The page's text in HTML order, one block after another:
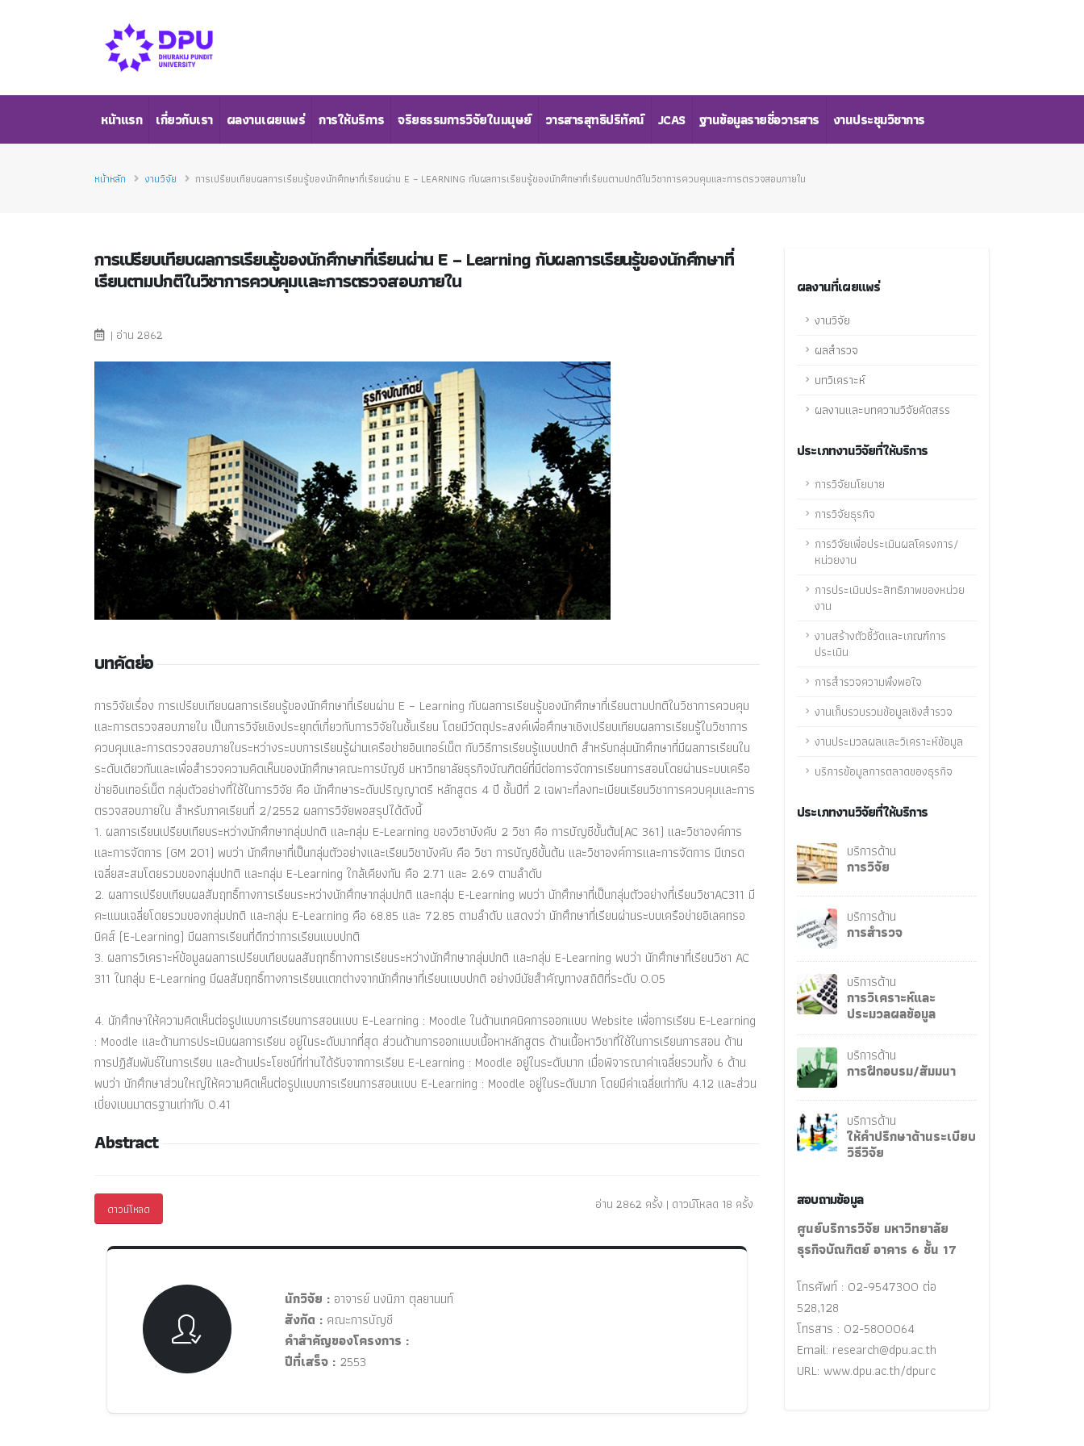
หน้าแรก เกี่ยวกับเรา ผลงานเผยแพร่ การให้บริการ จริยธรรมการวิจัยในมนุษย์ วารสารสุทธิปริทัศน์ JCAS ฐานข้อมูลรายชื่อวารสาร งานประชุมวิชาการ
หน้าหลัก งานวิจัย การเปรียบเทียบผลการเรียนรู้ของนักศึกษาที่เรียนผ่าน E – LEARNING กับผลการเรียนรู้ของนักศึกษาที่เรียนตามปกติในวิชาการควบคุมและการตรวจสอบภายใน
การเปรียบเทียบผลการเรียนรู้ของนักศึกษาที่เรียนผ่าน E – Learning กับผลการเรียนรู้ของนักศึกษาที่
เรียนตามปกติในวิชาการควบคุมและการตรวจสอบภายใน
| อ่าน 2862
บทคัดย่อ
การวิจัยเรื่อง การเปรียบเทียบผลการเรียนรู้ของนักศึกษาที่เรียนผ่าน E – Learning กับผลการเรียนรู้ของนักศึกษาที่เรียนตามปกติในวิชาการควบคุม
และการตรวจสอบภายใน เป็นการวิจัยเชิงประยุกต์เกี่ยวกับการวิจัยในชั้นเรียน โดยมีวัตถุประสงค์เพื่อศึกษาเชิงเปรียบเทียบผลการเรียนรู้ในวิชาการ
ควบคุมและการตรวจสอบภายในระหว่างระบบการเรียนรู้ผ่านเครือข่ายอินเทอร์เน็ต กับวิธีการเรียนรู้แบบปกติ สำหรับกลุ่มนักศึกษาที่มีผลการเรียนใน
ระดับเดียวกันและเพื่อสำรวจความคิดเห็นของนักศึกษาคณะการบัญชี มหาวิทยาลัยธุรกิจบัณฑิตย์ที่มีต่อการจัดการเรียนการสอนโดยผ่านระบบเครือ
ข่ายอินเทอร์เน็ต กลุ่มตัวอย่างที่ใช้ในการวิจัย คือ นักศึกษาระดับปริญญาตรี หลักสูตร 4 ปี ชั้นปีที่ 2 เฉพาะที่ลงทะเบียนเรียนวิชาการควบคุมและการ
ตรวจสอบภายใน สำหรับภาคเรียนที่ 2/2552 ผลการวิจัยพอสรุปได้ดังนี้
1. ผลการเรียนเปรียบเทียบระหว่างนักศึกษากลุ่มปกติ และกลุ่ม E-Learning ของวิชาบังคับ 2 วิชา คือ การบัญชีขั้นต้น(AC 361) และวิชาองค์การ
และการจัดการ (GM 201) พบว่า นักศึกษาที่เป็นกลุ่มตัวอย่างและเรียนวิชาบังคับ คือ วิชา การบัญชีขั้นต้น และวิชาองค์การและการจัดการ มีเกรด
เฉลี่ยสะสมโดยรวมของกลุ่มปกติ และกลุ่ม E-Learning ใกล้เคียงกัน คือ 2.71 และ 2.69 ตามลำดับ
2. ผลการเปรียบเทียบผลสัมฤทธิ์ทางการเรียนระหว่างนักศึกษากลุ่มปกติ และกลุ่ม E-Learning พบว่า นักศึกษาที่เป็นกลุ่มตัวอย่างที่เรียนวิชาAC311 มี
คะแนนเฉลี่ยโดยรวมของกลุ่มปกติ และกลุ่ม E-Learning คือ 68.85 และ 72.85 ตามลำดับ แสดงว่า นักศึกษาที่เรียนผ่านระบบเครือข่ายอิเลคทรอ
นิคส์ (E-Learning) มีผลการเรียนที่ดีกว่าการเรียนแบบปกติ
3. ผลการวิเคราะห์ข้อมูลผลการเปรียบเทียบผลสัมฤทธิ์ทางการเรียนระหว่างนักศึกษากลุ่มปกติ และกลุ่ม E-Learning พบว่า นักศึกษาที่เรียนวิชา AC
311 ในกลุ่ม E-Learning มีผลสัมฤทธิ์ทางการเรียนแตกต่างจากนักศึกษาที่เรียนแบบปกติ อย่างมีนัยสำคัญทางสถิติที่ระดับ 0.05
4. นักศึกษาให้ความคิดเห็นต่อรูปแบบการเรียนการสอนแบบ E-Learning : Moodle ในด้านเทคนิคการออกแบบ Website เพื่อการเรียน E-Learning
: Moodle และด้านการประเมินผลการเรียน อยู่ในระดับมากที่สุด ส่วนด้านการออกแบบเนื้อหาหลักสูตร ด้านเนื้อหาวิชาที่ใช้ในการเรียนการสอน ด้าน
การปฏิสัมพันธ์ในการเรียน และด้านประโยชน์ที่ท่านได้รับจากการเรียน E-Learning : Moodle อยู่ในระดับมาก เมื่อพิจารณาค่าเฉลี่ยรวมทั้ง 6 ด้าน
พบว่า นักศึกษาส่วนใหญ่ให้ความคิดเห็นต่อรูปแบบการเรียนการสอนแบบ E-Learning : Moodle อยู่ในระดับมาก โดยมีค่าเฉลี่ยเท่ากับ 4.12 และส่วน
เบี่ยงเบนมาตรฐานเท่ากับ 0.41
Abstract
ดาวน์โหลด อ่าน 2862 ครั้ง | ดาวน์โหลด 18 ครั้ง
นักวิจัย : อาจารย์ นงนิภา ตุลยานนท์
สังกัด : คณะการบัญชี
คำสำคัญของโครงการ :
ปีที่เสร็จ : 2553
ผลงานที่เผยแพร่
งานวิจัย
ผลสำรวจ
บทวิเคราะห์
ผลงานและบทความวิจัยคัดสรร
ประเภทงานวิจัยที่ให้บริการ
การวิจัยนโยบาย
การวิจัยธุรกิจ
การวิจัยเพื่อประเมินผลโครงการ/
หน่วยงาน
การประเมินประสิทธิภาพของหน่วย
งาน
งานสร้างตัวชี้วัดและเกณฑ์การ
ประเมิน
การสำรวจความพึงพอใจ
งานเก็บรวบรวมข้อมูลเชิงสำรวจ
งานประมวลผลและวิเคราะห์ข้อมูล
บริการข้อมูลการตลาดของธุรกิจ
ประเภทงานวิจัยที่ให้บริการ
บริการด้าน
การวิจัย
บริการด้าน
การสำรวจ
บริการด้าน
การวิเคราะห์และ
ประมวลผลข้อมูล
บริการด้าน
การฝึกอบรม/สัมมนา
บริการด้าน
ให้คำปรึกษาด้านระเบียบ
วิธีวิจัย
สอบถามข้อมูล
ศูนย์บริการวิจัย มหาวิทยาลัย
ธุรกิจบัณฑิตย์ อาคาร 6 ชั้น 17
โทรศัพท์ : 02-9547300 ต่อ
528,128
โทรสาร : 02-5800064
Email: research@dpu.ac.th
URL: www.dpu.ac.th/dpurc